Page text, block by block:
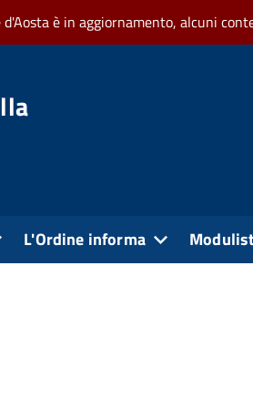
è in aggiornamento, alcuni
L'Ordine informa